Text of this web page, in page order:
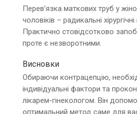
Перев’язка маткових труб у
чоловіків – радикальні
Практично стовідсотково
проте є незворотними.
Висновки
Обираючи контрацепцію,
індивідуальні фактори та
лікарем-гінекологом. Він
оптимальний метод саме для